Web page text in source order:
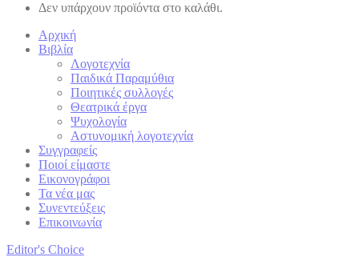
Δεν υπάρχουν προϊόντα στο καλάθι.
Αρχική
Βιβλία
Λογοτεχνία
Παιδικά Παραμύθια
Ποιητικές συλλογές
Θεατρικά έργα
Ψυχολογία
Αστυνομική λογοτεχνία
Συγγραφείς
Ποιοί είμαστε
Εικονογράφοι
Τα νέα μας
Συνεντεύξεις
Επικοινωνία
Editor's Choice